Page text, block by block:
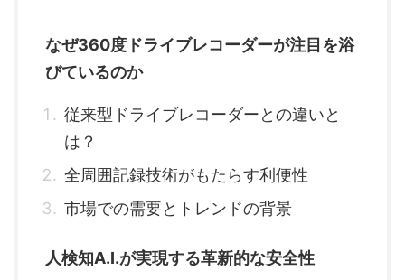
なぜ360度ドライブレコーダーが注目を浴
びているのか
従来型ドライブレコーダーとの違いと
は？
全周囲記録技術がもたらす利便性
市場での需要とトレンドの背景
人検知A.I.が実現する革新的な安全性